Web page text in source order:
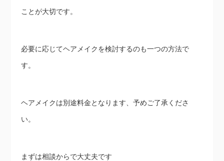
ことが大切です。
必要に応じてヘアメイクを検討するのも一つの方法で
す。
ヘアメイクは別途料金となります、予めご了承くださ
い。
まずは相談からで大丈夫です